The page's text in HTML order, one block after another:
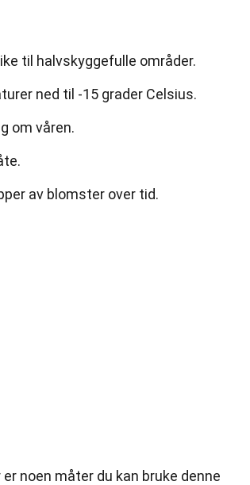
til halvskyggefulle områder.
ned til -15 grader Celsius.
om våren.
av blomster over tid.
noen måter du kan bruke denne